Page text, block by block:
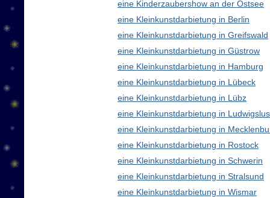
eine Kinderzaubershow an der Ostsee
eine Kleinkunstdarbietung in Berlin
eine Kleinkunstdarbietung in Greifswald
eine Kleinkunstdarbietung in Güstrow
eine Kleinkunstdarbietung in Hamburg
eine Kleinkunstdarbietung in Lübeck
eine Kleinkunstdarbietung in Lübz
eine Kleinkunstdarbietung in
eine Kleinkunstdarbietung in
eine Kleinkunstdarbietung in Rostock
eine Kleinkunstdarbietung in Schwerin
eine Kleinkunstdarbietung in Stralsund
eine Kleinkunstdarbietung in Wismar